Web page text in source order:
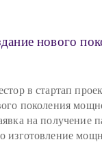
нового
в стартап
поколения
на получение
изготовление